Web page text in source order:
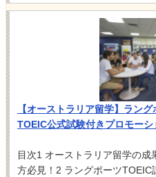
【オーストラリア留学】ラン
TOEIC公式試験付きプロモー
目次1 オーストラリア留学の
方必見！2 ラングポーツ